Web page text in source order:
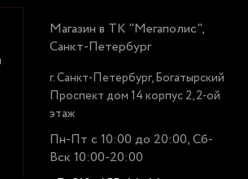
Магазин в ТК "Мегаполис",
Санкт-Петербург
г. Санкт-Петербург, Богатырский
Проспект дом 14 корпус 2, 2-ой
этаж
Пн-Пт с 10:00 до 20:00, Сб-
Вск 10:00-20:00